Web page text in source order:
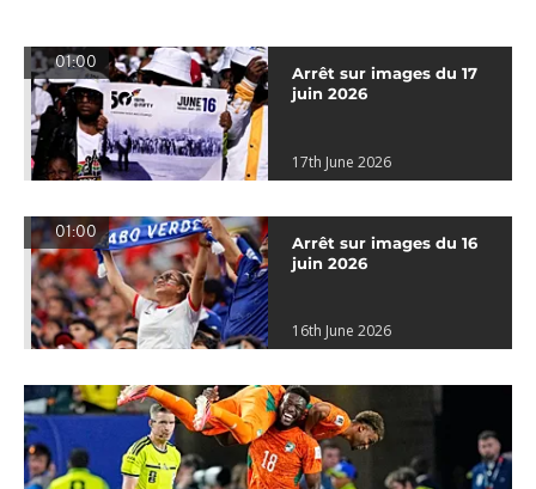
01:00
Arrêt sur images du 17
juin 2026
17th June 2026
01:00
Arrêt sur images du 16
juin 2026
16th June 2026